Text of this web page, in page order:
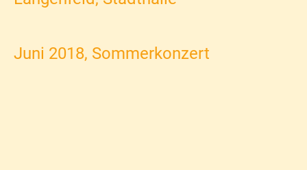
Juni 2018, Sommerkonzert